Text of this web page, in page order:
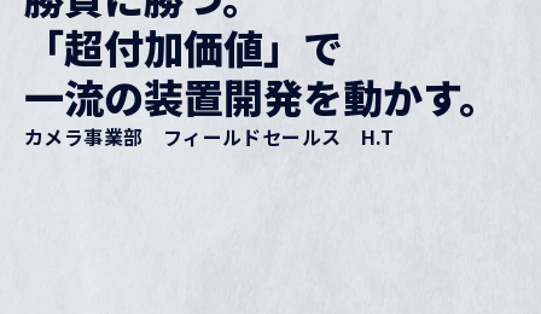
「超付加価値」で
一流の装置開発を動かす。
カメラ事業部 フィールドセールス H.T